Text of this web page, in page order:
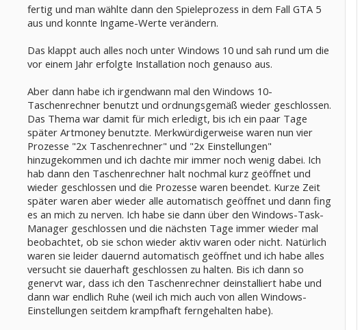
fertig und man wählte dann den Spieleprozess in dem Fall GTA 5
aus und konnte Ingame-Werte verändern.
Das klappt auch alles noch unter Windows 10 und sah rund um die
vor einem Jahr erfolgte Installation noch genauso aus.
Aber dann habe ich irgendwann mal den Windows 10-
Taschenrechner benutzt und ordnungsgemäß wieder geschlossen.
Das Thema war damit für mich erledigt, bis ich ein paar Tage
später Artmoney benutzte. Merkwürdigerweise waren nun vier
Prozesse "2x Taschenrechner" und "2x Einstellungen"
hinzugekommen und ich dachte mir immer noch wenig dabei. Ich
hab dann den Taschenrechner halt nochmal kurz geöffnet und
wieder geschlossen und die Prozesse waren beendet. Kurze Zeit
später waren aber wieder alle automatisch geöffnet und dann fing
es an mich zu nerven. Ich habe sie dann über den Windows-Task-
Manager geschlossen und die nächsten Tage immer wieder mal
beobachtet, ob sie schon wieder aktiv waren oder nicht. Natürlich
waren sie leider dauernd automatisch geöffnet und ich habe alles
versucht sie dauerhaft geschlossen zu halten. Bis ich dann so
genervt war, dass ich den Taschenrechner deinstalliert habe und
dann war endlich Ruhe (weil ich mich auch von allen Windows-
Einstellungen seitdem krampfhaft ferngehalten habe).